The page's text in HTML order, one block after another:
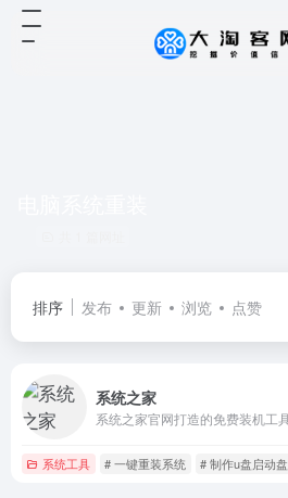
排序 发布 更新 浏览 点赞
系统之家
系统工具 # 一键重装系统 # 制作u盘启动盘